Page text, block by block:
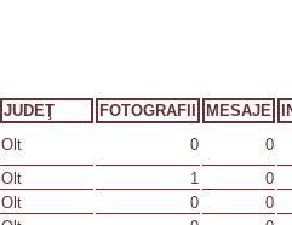
JUDEŢ FOTOGRAFII MESAJE
Olt 0 0
Olt 1 0
Olt 0 0